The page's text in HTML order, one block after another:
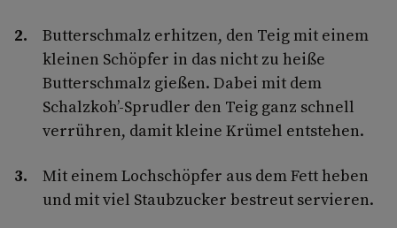
Butterschmalz erhitzen, den Teig mit einem
kleinen Schöpfer in das nicht zu heiße
Butterschmalz gießen. Dabei mit dem
Schalzkoh’-Sprudler den Teig ganz schnell
verrühren, damit kleine Krümel entstehen.
Mit einem Lochschöpfer aus dem Fett heben
und mit viel Staubzucker bestreut servieren.